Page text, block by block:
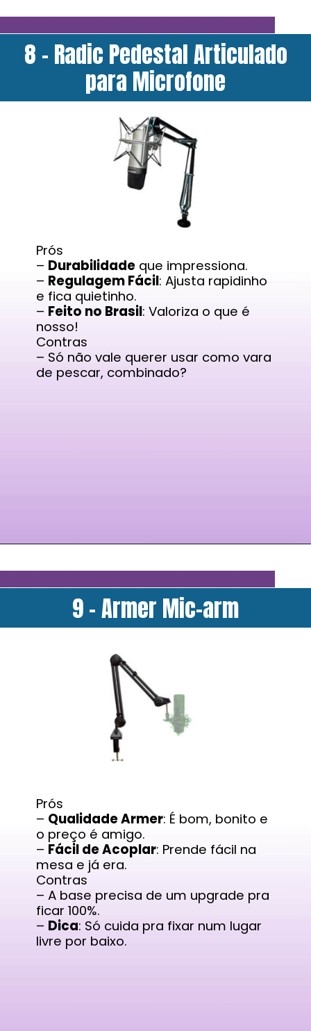
8 - Radic Pedestal Articulado
para Microfone
Prós
– Durabilidade que impressiona.
– Regulagem Fácil: Ajusta rapidinho
e fica quietinho.
– Feito no Brasil: Valoriza o que é
nosso!
Contras
– Só não vale querer usar como vara
de pescar, combinado?
9 - Armer Mic-arm
Prós
– Qualidade Armer: É bom, bonito e
o preço é amigo.
– Fácil de Acoplar: Prende fácil na
mesa e já era.
Contras
– A base precisa de um upgrade pra
ficar 100%.
– Dica: Só cuida pra fixar num lugar
livre por baixo.